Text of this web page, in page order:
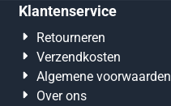
Klantenservice
Retourneren
Verzendkosten
Algemene voorwaarden
Over ons